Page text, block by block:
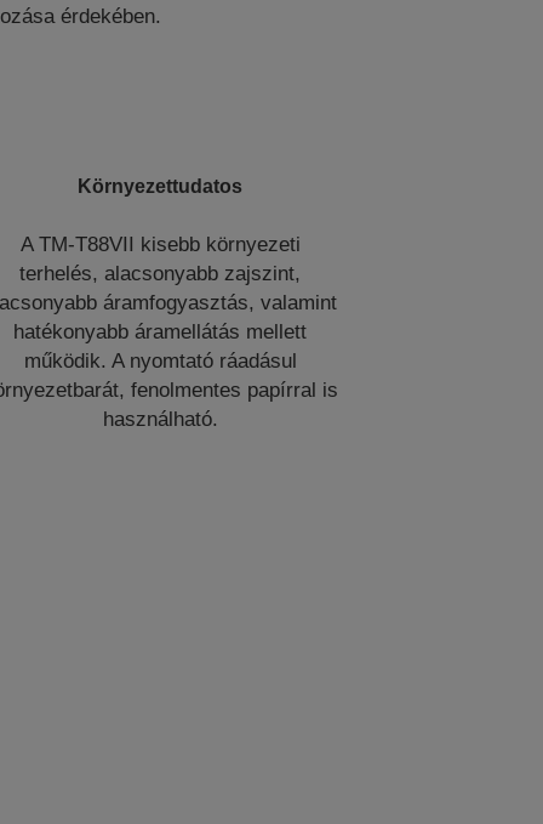
érdekében.
Környezettudatos
A TM-T88VII kisebb környezeti
terhelés, alacsonyabb zajszint,
áramfogyasztás, valamint
hatékonyabb áramellátás mellett
működik. A nyomtató ráadásul
fenolmentes papírral is
használható.